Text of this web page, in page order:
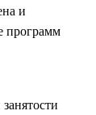
и
программ